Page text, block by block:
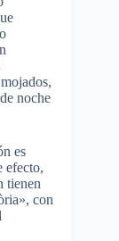
noche
es
efecto,
tienen
con